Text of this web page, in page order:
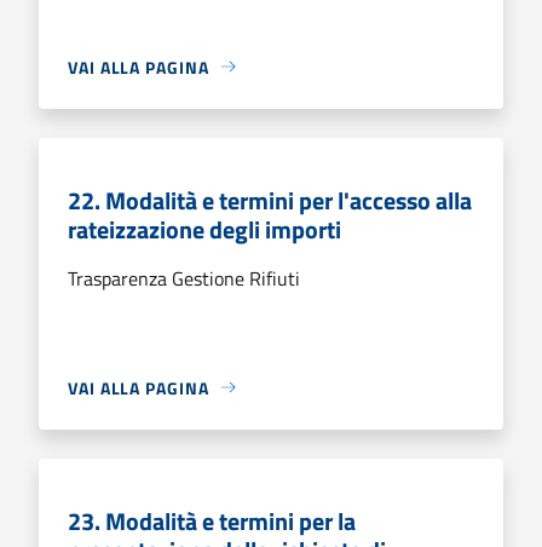
VAI ALLA PAGINA
22. Modalità e termini per l'accesso alla
rateizzazione degli importi
Trasparenza Gestione Rifiuti
VAI ALLA PAGINA
23. Modalità e termini per la